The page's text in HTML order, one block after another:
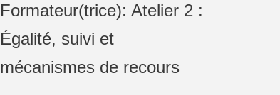
Formateur(trice): Atelier 2 :
Égalité, suivi et
mécanismes de recours